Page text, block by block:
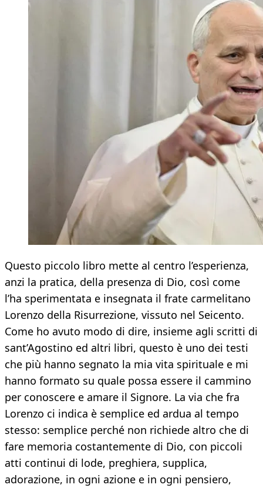
Questo piccolo libro mette al centro l’esperienza,
anzi la pratica, della presenza di Dio, così come
l’ha sperimentata e insegnata il frate carmelitano
Lorenzo della Risurrezione, vissuto nel Seicento.
Come ho avuto modo di dire, insieme agli scritti di
sant’Agostino ed altri libri, questo è uno dei testi
che più hanno segnato la mia vita spirituale e mi
hanno formato su quale possa essere il cammino
per conoscere e amare il Signore. La via che fra
Lorenzo ci indica è semplice ed ardua al tempo
stesso: semplice perché non richiede altro che di
fare memoria costantemente di Dio, con piccoli
atti continui di lode, preghiera, supplica,
adorazione, in ogni azione e in ogni pensiero,